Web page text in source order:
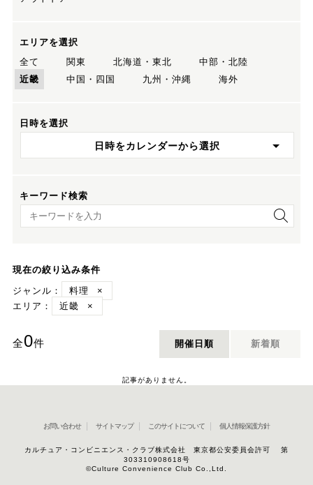
エリアを選択
全て
関東 北海道・東北
中部・北陸
近畿
中国・四国 九州・沖縄 海外
日時を選択
日時をカレンダーから選択
キーワード検索
キーワード検索
現在の絞り込み条件
ジャンル：
料理
×
エリア：
近畿 ×
全0件 開催日順 新着順
記事がありません。
お問い合わせ サイトマップ このサイトについて 個人情報保護方針
カルチュア・コンビニエンス・クラブ株式会社 東京都公安委員会許可 第
303310908618号
©Culture Convenience Club Co.,Ltd.